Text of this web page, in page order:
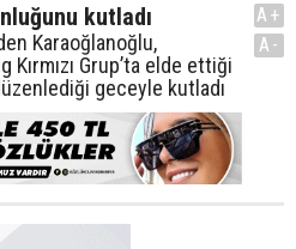
kutladı
Karaoğlanoğlu,
Grup’ta elde ettiği
geceyle kutladı
A+
A-